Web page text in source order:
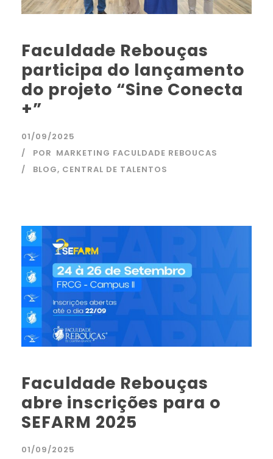
Faculdade Rebouças
participa do lançamento
do projeto “Sine Conecta
+”
01/09/2025
POR MARKETING FACULDADE REBOUCAS
BLOG, CENTRAL DE TALENTOS
Faculdade Rebouças
abre inscrições para o
SEFARM 2025
01/09/2025